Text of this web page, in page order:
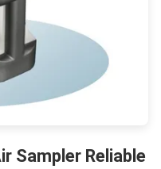
Sampler Reliable